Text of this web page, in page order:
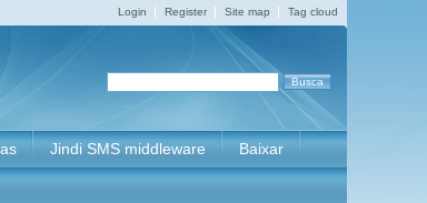
Tag cloud
Site map
Register
Login
Jindi SMS middleware Baixar